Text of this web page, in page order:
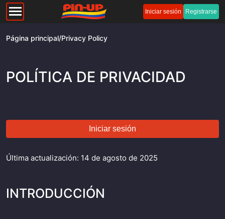
Iniciar sesión Registrarse
Página principal/Privacy Policy
POLÍTICA DE PRIVACIDAD
Iniciar sesión
Última actualización: 14 de agosto de 2025
INTRODUCCIÓN